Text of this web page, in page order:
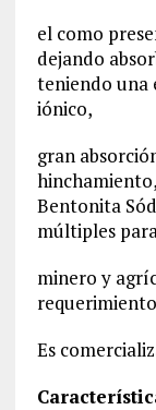
el como
dejando
teniendo una
iónico,
gran
Bentonita
múltiples
minero y
Es